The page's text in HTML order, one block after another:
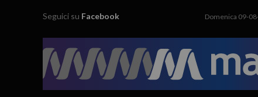
Seguici su Facebook Domenica 09-